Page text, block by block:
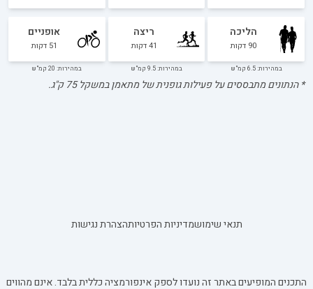
הליכה
90 דקות
במהירות: 6.5 קמ"ש
ריצה
41דקות
במהירות: 9.5 קמ"ש
אופניים
51 דקות
במהירות: 20 קמ"ש
* הנתונים מתבססים על פעילות גופנית של מתאמן במשקל75ק"ג.
תנאי שימושמדיניות הפרטיותהצהרת נגישות
התכנים המופיעים באתר זה נועדו לספק אינפורמציה כללית בלבד. אינם מהווים